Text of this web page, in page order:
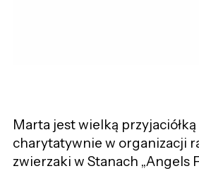
Marta jest wielką przyjaciółką
charytatywnie w organizacji
zwierzaki w Stanach „Angels